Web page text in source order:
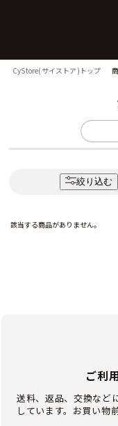
CyStore(サイストア)トップ
絞り込む
該当する商品がありません。
ご利
送料、返品、交換など
しています。お買い物